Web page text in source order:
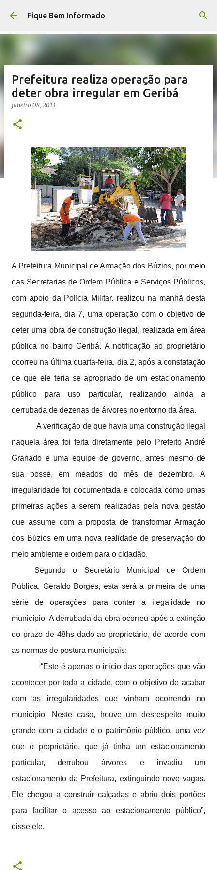
Pular para o conteúdo principal
Fique Bem Informado
Prefeitura realiza operação para
deter obra irregular em Geribá
janeiro 08, 2013
A Prefeitura Municipal de Armação dos Búzios, por meio
das Secretarias de Ordem Pública e Serviços Públicos,
com apoio da Polícia Militar, realizou na manhã desta
segunda-feira, dia 7, uma operação com o objetivo de
deter uma obra de construção ilegal, realizada em área
pública no bairro Geribá. A notificação ao proprietário
ocorreu na última quarta-feira, dia 2, após a constatação
de que ele teria se apropriado de um estacionamento
público para uso particular, realizando ainda a
derrubada de dezenas de árvores no entorno da área.
A verificação de que havia uma construção ilegal
naquela área foi feita diretamente pelo Prefeito André
Granado e uma equipe de governo, antes mesmo de
sua posse, em meados do mês de dezembro. A
irregularidade foi documentada e colocada como umas
primeiras ações a serem realizadas pela nova gestão
que assume com a proposta de transformar Armação
dos Búzios em uma nova realidade de preservação do
meio ambiente e ordem para o cidadão.
Segundo o Secretário Municipal de Ordem
Pública, Geraldo Borges, esta será a primeira de uma
série de operações para conter a ilegalidade no
município. A derrubada da obra ocorreu após a extinção
do prazo de 48hs dado ao proprietário, de acordo com
as normas de postura municipais:
“Este é apenas o início das operações que vão
acontecer por toda a cidade, com o objetivo de acabar
com as irregularidades que vinham ocorrendo no
município. Neste caso, houve um desrespeito muito
grande com a cidade e o patrimônio público, uma vez
que o proprietário, que já tinha um estacionamento
particular, derrubou árvores e invadiu um
estacionamento da Prefeitura, extinguindo nove vagas.
Ele chegou a construir calçadas e abriu dois portões
para facilitar o acesso ao estacionamento público”,
disse ele.